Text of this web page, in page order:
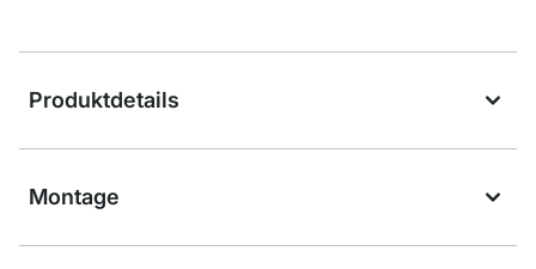
Produktdetails
Montage